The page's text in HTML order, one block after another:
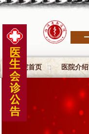
医院首页 医院介绍